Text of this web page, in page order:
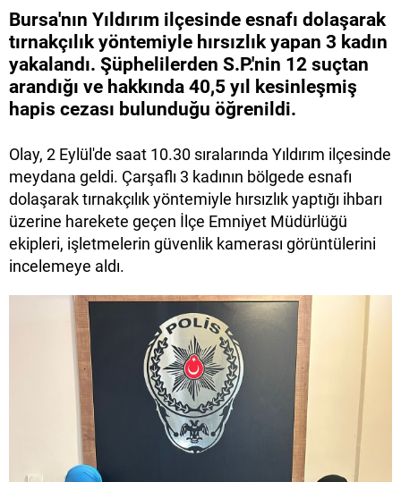
Bursa'nın Yıldırım ilçesinde esnafı dolaşarak
tırnakçılık yöntemiyle hırsızlık yapan 3 kadın
yakalandı. Şüphelilerden S.P.'nin 12 suçtan
arandığı ve hakkında 40,5 yıl kesinleşmiş
hapis cezası bulunduğu öğrenildi.
Olay, 2 Eylül'de saat 10.30 sıralarında Yıldırım ilçesinde
meydana geldi. Çarşaflı 3 kadının bölgede esnafı
dolaşarak tırnakçılık yöntemiyle hırsızlık yaptığı ihbarı
üzerine harekete geçen İlçe Emniyet Müdürlüğü
ekipleri, işletmelerin güvenlik kamerası görüntülerini
incelemeye aldı.